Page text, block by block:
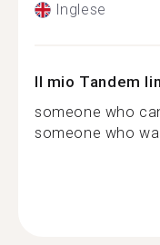
Inglese
Il mio Tandem
someone who
someone who